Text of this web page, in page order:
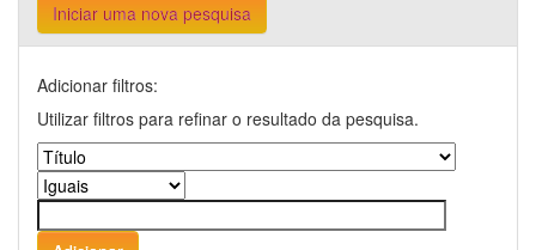
Iniciar uma nova pesquisa
Adicionar filtros:
Utilizar filtros para refinar o resultado da pesquisa.